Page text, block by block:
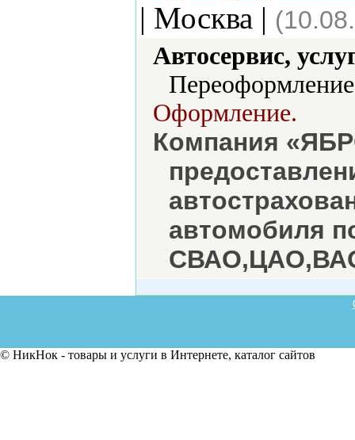
| Москва |
Автосервис,
Оформление.
Компания
автомобиля
© НикНок - товары и услуги в Интернете, каталог сайтов